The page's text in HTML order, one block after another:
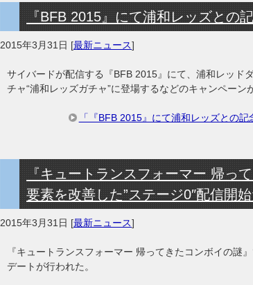
『BFB 2015』にて浦和レッズとの
2015年3月31日 [最新ニュース]
サイバードが配信する『BFB 2015』にて、浦和レッド
チャ“浦和レッズガチャ”に登場するなどのキャンペーン
「『BFB 2015』にて浦和レッズとの
『キュートランスフォーマー 帰っ
要素を改善した”ステージ0″配信開
2015年3月31日 [最新ニュース]
『キュートランスフォーマー 帰ってきたコンボイの謎
デートが行われた。